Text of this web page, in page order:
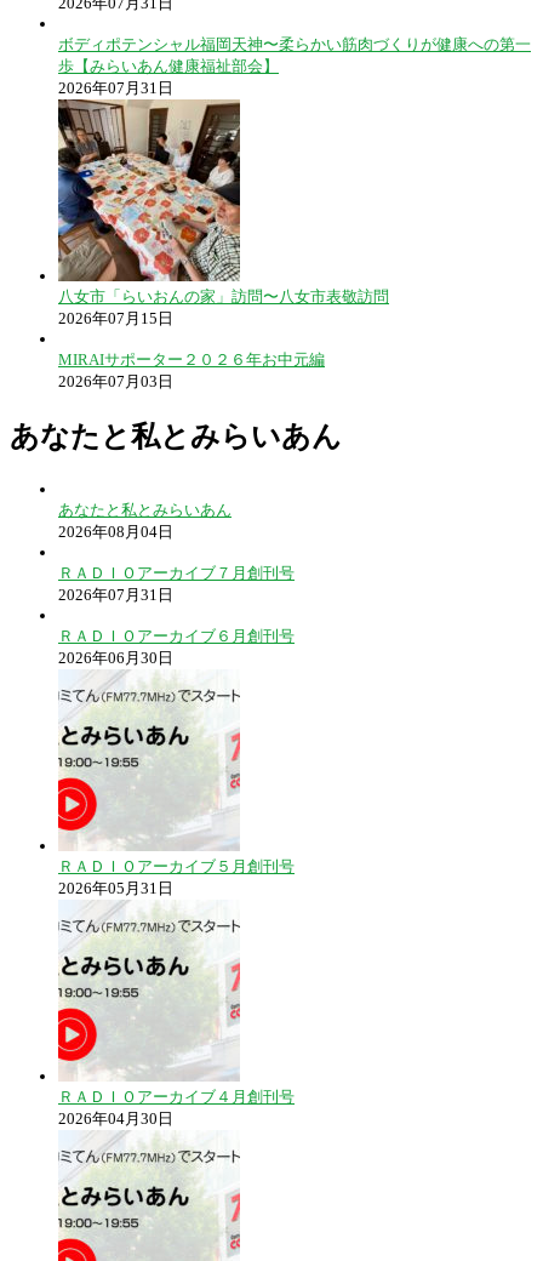
ボディポテンシャル福岡天神〜柔らかい筋肉づくりが健康への第一
歩【みらいあん健康福祉部会】
2026年07月31日
八女市「らいおんの家」訪問〜八女市表敬訪問
2026年07月15日
MIRAIサポーター２０２６年お中元編
2026年07月03日
あなたと私とみらいあん
あなたと私とみらいあん
2026年08月04日
ＲＡＤＩＯアーカイブ７月創刊号
2026年07月31日
ＲＡＤＩＯアーカイブ６月創刊号
2026年06月30日
ＲＡＤＩＯアーカイブ５月創刊号
2026年05月31日
ＲＡＤＩＯアーカイブ４月創刊号
2026年04月30日